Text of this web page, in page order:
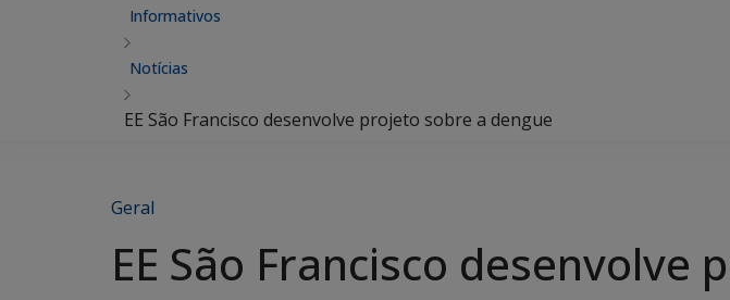
Informativos
Notícias
EE São Francisco desenvolve projeto sobre a dengue
Geral
EE São Francisco